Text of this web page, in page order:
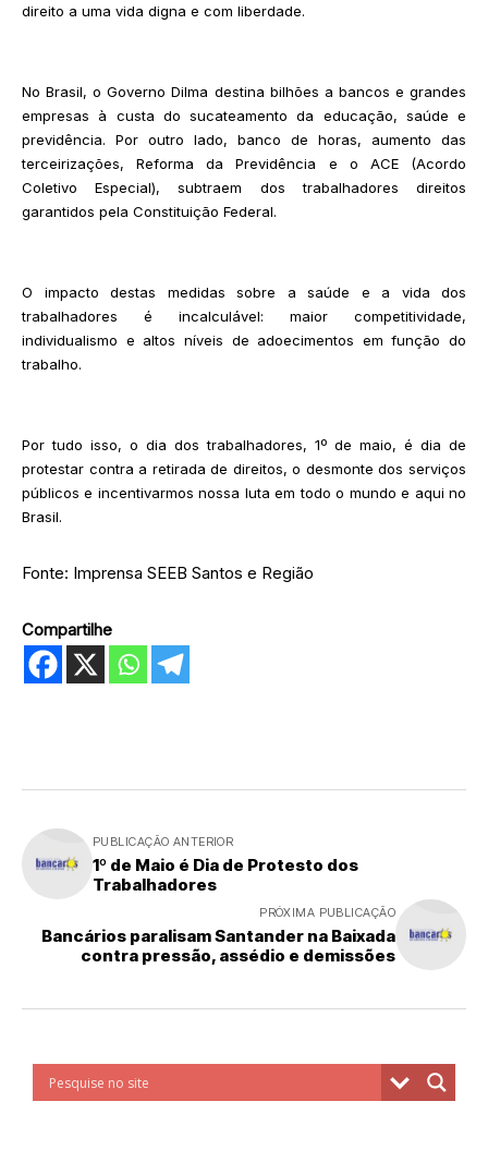
direito a uma vida digna e com liberdade.
No Brasil, o Governo Dilma destina bilhões a bancos e grandes
empresas à custa do sucateamento da educação, saúde e
previdência. Por outro lado, banco de horas, aumento das
terceirizações, Reforma da Previdência e o ACE (Acordo
Coletivo Especial), subtraem dos trabalhadores direitos
garantidos pela Constituição Federal.
O impacto destas medidas sobre a saúde e a vida dos
trabalhadores é incalculável: maior competitividade,
individualismo e altos níveis de adoecimentos em função do
trabalho.
Por tudo isso, o dia dos trabalhadores, 1º de maio, é dia de
protestar contra a retirada de direitos, o desmonte dos serviços
públicos e incentivarmos nossa luta em todo o mundo e aqui no
Brasil.
Fonte: Imprensa SEEB Santos e Região
Compartilhe
PUBLICAÇÃO ANTERIOR
1º de Maio é Dia de Protesto dos
Trabalhadores
PRÓXIMA PUBLICAÇÃO
Bancários paralisam Santander na Baixada
contra pressão, assédio e demissões